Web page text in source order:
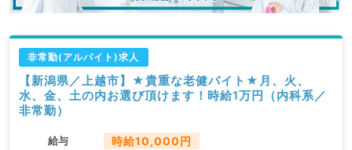
非常勤(アルバイト)求人
【新潟県／上越市】★貴重な老健バイト★月、火、
水、金、土の内お選び頂けます！時給1万円（内科系／
非常勤）
給与 時給10,000円